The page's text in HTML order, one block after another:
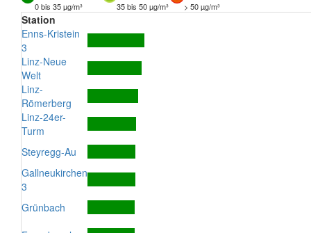
0 bis 35 µg/m³
35 bis 50 µg/m³ > 50 µg/m³
Station
Enns-Kristein
3
Linz-Neue
Welt
Linz-
Römerberg
Linz-24er-
Turm
Steyregg-Au
Gallneukirchen
3
Grünbach